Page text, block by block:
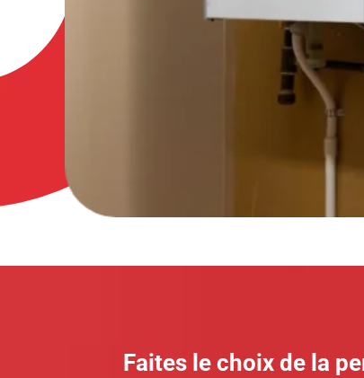
Faites le choix de la